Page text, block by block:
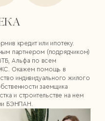
кредит или ипотеку.
партнером (подрядчиком)
Альфа по всем
Окажем помощь в
индивидуального жилого
заемщика
и строительстве на нем
БЭНПАН.